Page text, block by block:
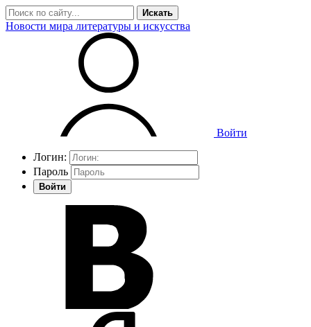
Искать
Новости мира литературы и искусства
Войти
Логин:
Пароль
Войти